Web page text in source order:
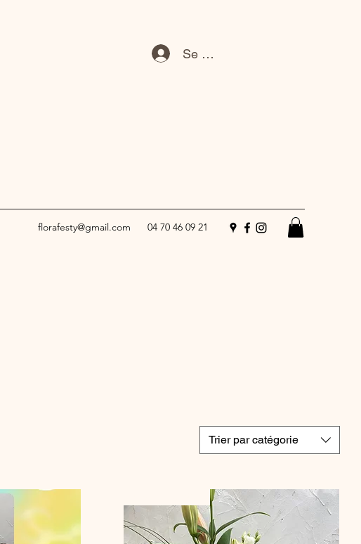
Se connecter
florafesty@gmail.com 04 70 46 09 21
Trier par catégorie